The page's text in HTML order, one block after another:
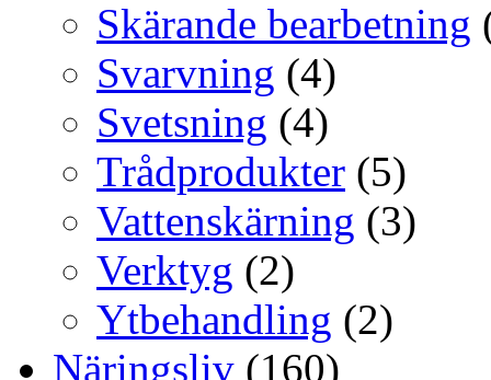
Skärande bearbetning
Svarvning (4)
Svetsning (4)
Trådprodukter (5)
Vattenskärning (3)
Verktyg (2)
Ytbehandling (2)
Näringsliv (160)